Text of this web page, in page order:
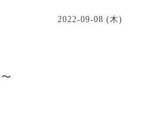
2022-09-08 (木)